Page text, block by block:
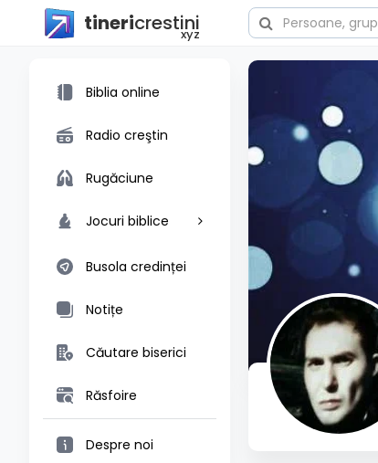
tinericrestini
xyz
Biblia online
Radio creştin
Rugăciune
Jocuri biblice
Busola credinței
Notițe
Căutare biserici
Răsfoire
Despre noi